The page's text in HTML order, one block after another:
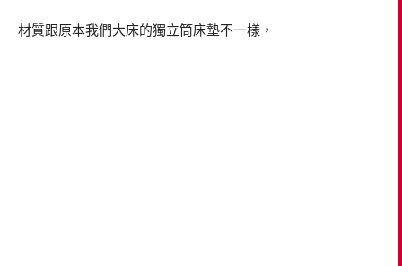
材質跟原本我們大床的獨立筒床墊不一樣，